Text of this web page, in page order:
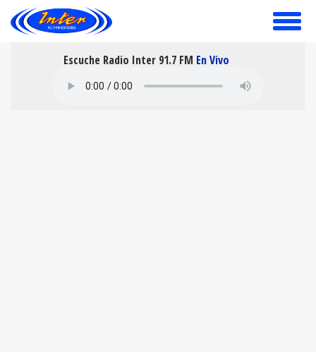
toggle
Escuche Radio Inter 91.7 FM En Vivo